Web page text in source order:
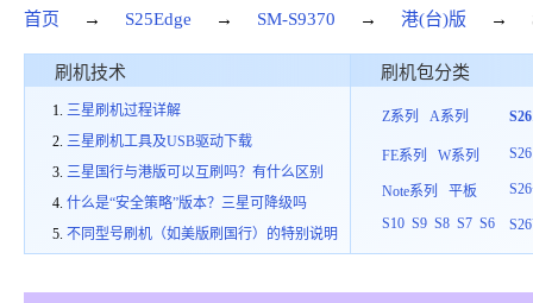
首页 → S25Edge → SM-S9370 → 港(台)版 →
刷机技术
三星刷机过程详解
三星刷机工具及USB驱动下载
三星国行与港版可以互刷吗？有什么区别
什么是“安全策略”版本？三星可降级吗
不同型号刷机（如美版刷国行）的特别说明
刷机包分类
Z系列 A系列
FE系列 W系列
Note系列
平板
S10 S9 S8 S7 S6
S26